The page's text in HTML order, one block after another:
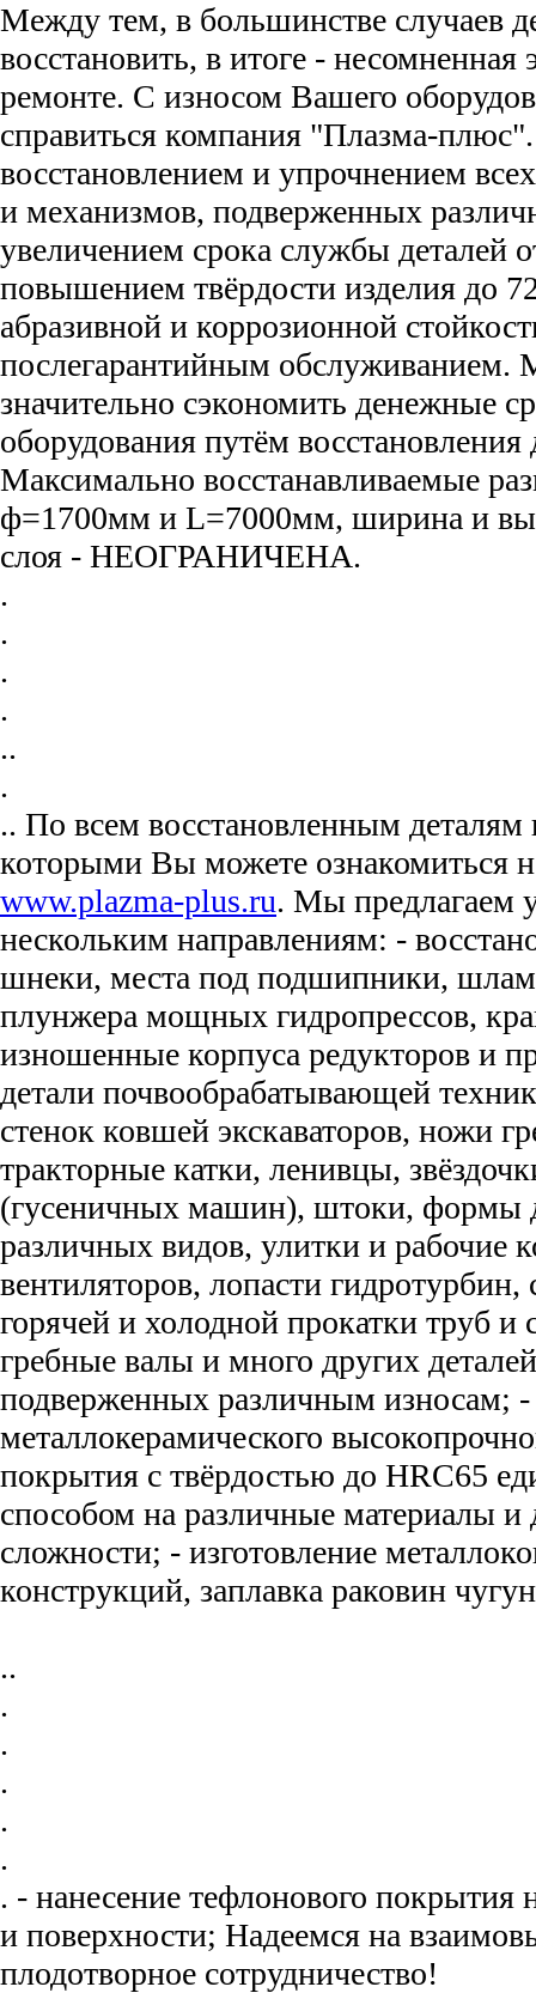
Между тем, в большинстве случаев
восстановить, в итоге - несомненная
ремонте. С износом Вашего
справиться компания "Плазма-
восстановлением и упрочнением
и механизмов, подверженных
увеличением срока службы деталей
повышением твёрдости изделия до
абразивной и коррозионной
послегарантийным
значительно сэкономить денежные
оборудования путём восстановления
Максимально восстанавливаемые
ф=1700мм и L=7000мм, ширина и
слоя - НЕОГРАНИЧЕНА.
.
.
.
.
..
.
.. По всем восстановленным
которыми Вы можете ознакомиться
www.plazma-plus.ru. Мы предлагаем
нескольким направлениям: -
шнеки, места под подшипники,
плунжера мощных гидропрессов,
изношенные корпуса редукторов и
детали почвообрабатывающей
стенок ковшей экскаваторов, ножи
тракторные катки, ленивцы,
(гусеничных машин), штоки, формы
различных видов, улитки и рабочие
вентиляторов, лопасти гидротурбин,
горячей и холодной прокатки труб и
гребные валы и много других
подверженных различным износам; -
металлокерамического
покрытия с твёрдостью до HRC65
способом на различные материалы и
сложности; - изготовление
конструкций, заплавка раковин
..
.
.
.
.
.
. - нанесение тефлонового покрытия
и поверхности; Надеемся на
плодотворное сотрудничество!